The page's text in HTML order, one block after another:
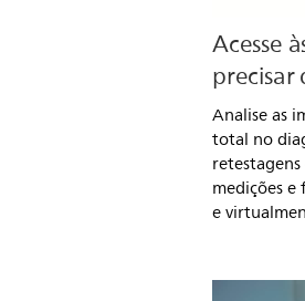
Acesse
precisar
Analise as
total no
medições
e